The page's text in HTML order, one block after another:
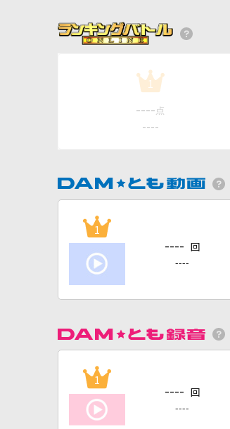
1
---- 点
----
1
---- 回
----
1
---- 回
----